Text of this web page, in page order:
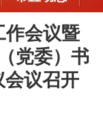
作会议暨
党委）书
会议召开